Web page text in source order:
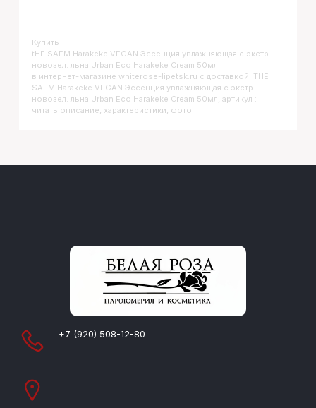
Купить
THE SAEM Harakeke VEGAN Эссенция увлажняющая с экстр.
новозел. льна Urban Eco Harakeke Cream 50мл
в интернет-магазине whiterose-lipetsk.ru с доставкой. THE
SAEM Harakeke VEGAN Эссенция увлажняющая с экстр.
новозел. льна Urban Eco Harakeke Cream 50мл, артикул :
читать описание, характеристики, фото
+7 (920) 508-12-80